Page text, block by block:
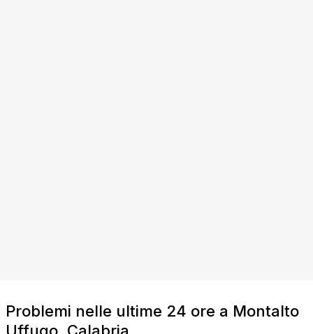
Problemi nelle ultime 24 ore a Montalto